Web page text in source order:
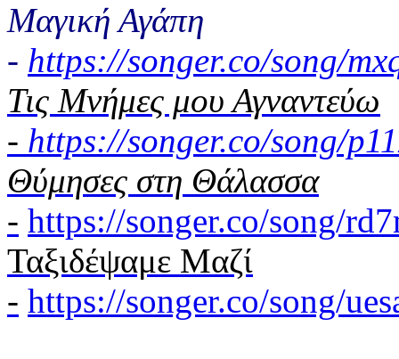
Μαγική Αγάπη
- https://songer.co/song/
Τις Μνήμες μου Αγναντεύω
- https://songer.co/song/
Θύμησες στη Θάλασσα
- https://songer.co/song/
Ταξιδέψαμε Μαζί
- https://songer.co/song/